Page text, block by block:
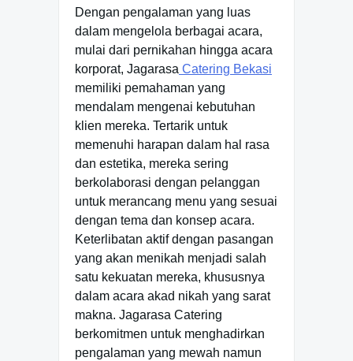
Dengan pengalaman yang luas
dalam mengelola berbagai acara,
mulai dari pernikahan hingga acara
korporat, Jagarasa Catering Bekasi
memiliki pemahaman yang
mendalam mengenai kebutuhan
klien mereka. Tertarik untuk
memenuhi harapan dalam hal rasa
dan estetika, mereka sering
berkolaborasi dengan pelanggan
untuk merancang menu yang sesuai
dengan tema dan konsep acara.
Keterlibatan aktif dengan pasangan
yang akan menikah menjadi salah
satu kekuatan mereka, khususnya
dalam acara akad nikah yang sarat
makna. Jagarasa Catering
berkomitmen untuk menghadirkan
pengalaman yang mewah namun